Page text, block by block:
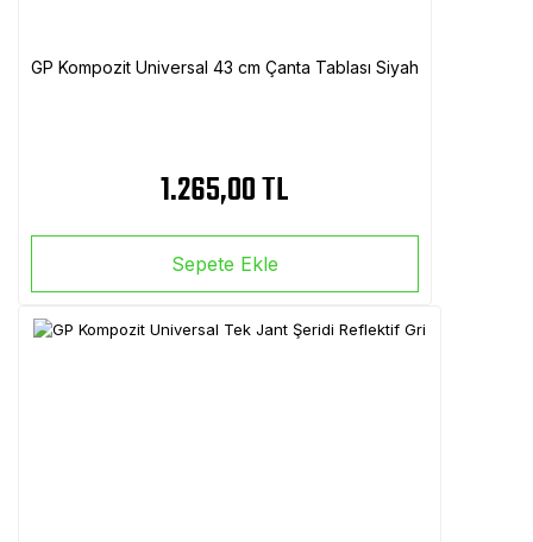
GP Kompozit Universal 43 cm Çanta Tablası Siyah
1.265,00 TL
Sepete Ekle